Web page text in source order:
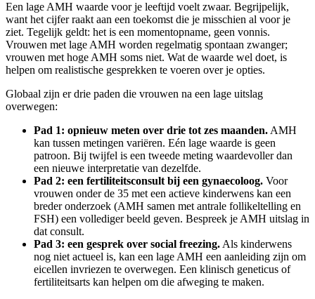
Een lage AMH waarde voor je leeftijd voelt zwaar. Begrijpelijk,
want het cijfer raakt aan een toekomst die je misschien al voor je
ziet. Tegelijk geldt: het is een momentopname, geen vonnis.
Vrouwen met lage AMH worden regelmatig spontaan zwanger;
vrouwen met hoge AMH soms niet. Wat de waarde wel doet, is
helpen om realistische gesprekken te voeren over je opties.
Globaal zijn er drie paden die vrouwen na een lage uitslag
overwegen:
Pad 1: opnieuw meten over drie tot zes maanden. AMH
kan tussen metingen variëren. Eén lage waarde is geen
patroon. Bij twijfel is een tweede meting waardevoller dan
een nieuwe interpretatie van dezelfde.
Pad 2: een fertiliteitsconsult bij een gynaecoloog. Voor
vrouwen onder de 35 met een actieve kinderwens kan een
breder onderzoek (AMH samen met antrale follikeltelling en
FSH) een vollediger beeld geven. Bespreek je AMH uitslag in
dat consult.
Pad 3: een gesprek over social freezing. Als kinderwens
nog niet actueel is, kan een lage AMH een aanleiding zijn om
eicellen invriezen te overwegen. Een klinisch geneticus of
fertiliteitsarts kan helpen om die afweging te maken.